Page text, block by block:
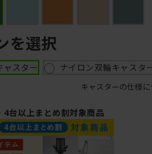
を選択
ャスター ナイロン双輪キャスタ
キャスターの仕様
台以上まとめ割対象商品